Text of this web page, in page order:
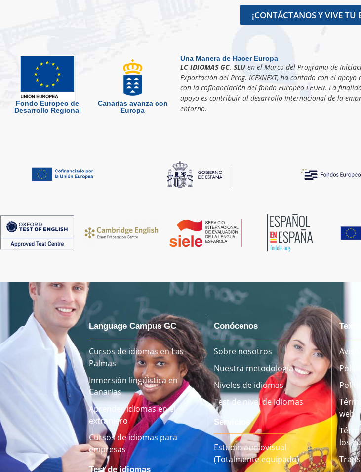
¡CONTÁCTANOS Y VIVE TU
Fondo Europeo de
Desarrollo Regional
Canarias avanza con
Europa
Una Manera de Hacer Europa
LC IDIOMAS GC, SLUen el Marco del Programa de
Exportación del Prog. ICEXNEXT, ha contado con el apoyo
con la cofinanciación del fondo Europeo FEDER. La
apoyo es contribuir al desarrollo Internacional de la
entorno.
Language Campus GC
Cursos de idiomas en Las
Palmas
Inmersión lingüística en
Canarias
Aprender idiomas en el
extranjero
Cursos de idiomas para
empresas
Test de idiomas
Conócenos
Sobre nosotros
Nuestra metodología
Niveles de idiomas
Test de nivel de idiomas
Servicios
Estudio audiovisual
(Totalmente equipado)
Aviso
web
los